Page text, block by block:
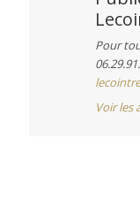
Pour
Voir les